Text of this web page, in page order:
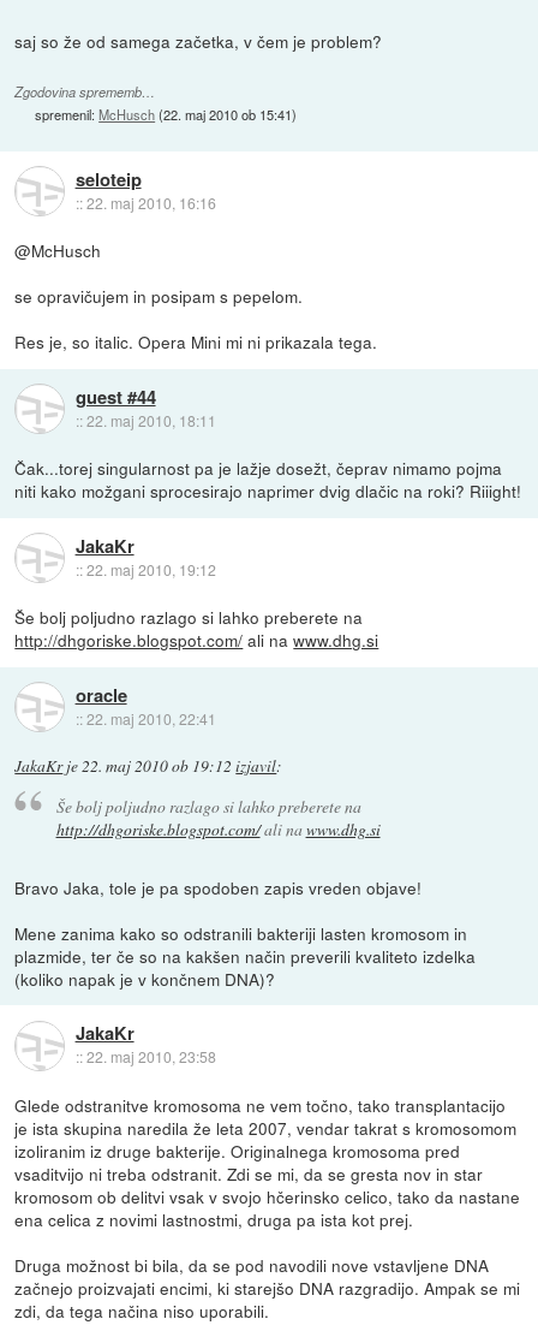
saj so že od samega začetka, v čem je problem?
Zgodovina sprememb…
spremenil:McHusch(22. maj 2010 ob 15:41)
seloteip
::22. maj 2010, 16:16
@McHusch
se opravičujem in posipam s pepelom.
Res je, so italic. Opera Mini mi ni prikazala tega.
guest #44
::22. maj 2010, 18:11
Čak...torej singularnost pa je lažje dosežt, čeprav nimamo pojma
niti kako možgani sprocesirajo naprimer dvig dlačic na roki? Riiight!
JakaKr
::22. maj 2010, 19:12
Še bolj poljudno razlago si lahko preberete na
http://dhgoriske.blogspot.com/ ali nawww.dhg.si
oracle
::22. maj 2010, 22:41
JakaKrje22. maj 2010 ob 19:12 izjavil:
Še bolj poljudno razlago si lahko preberete na
http://dhgoriske.blogspot.com/ali nawww.dhg.si
Bravo Jaka, tole je pa spodoben zapis vreden objave!
Mene zanima kako so odstranili bakteriji lasten kromosom in
plazmide, ter če so na kakšen način preverili kvaliteto izdelka
(koliko napak je v končnem DNA)?
JakaKr
::22. maj 2010, 23:58
Glede odstranitve kromosoma ne vem točno, tako transplantacijo
je ista skupina naredila že leta 2007, vendar takrat s kromosomom
izoliranim iz druge bakterije. Originalnega kromosoma pred
vsaditvijo ni treba odstranit. Zdi se mi, da se gresta nov in star
kromosom ob delitvi vsak v svojo hčerinsko celico, tako da nastane
ena celica z novimi lastnostmi, druga pa ista kot prej.
Druga možnost bi bila, da se pod navodili nove vstavljene DNA
začnejo proizvajati encimi, ki starejšo DNA razgradijo. Ampak se mi
zdi, da tega načina niso uporabili.